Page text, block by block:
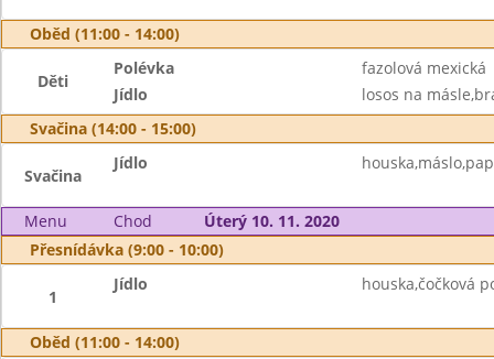
Oběd (11:00 - 14:00)
Děti
Polévka
fazolová mexická
Jídlo
losos na
Svačina (14:00 - 15:00)
Svačina
Jídlo
Menu Chod
Úterý 10. 11. 2020
Přesnídávka (9:00 - 10:00)
1
Jídlo houska,čočková
Oběd (11:00 - 14:00)